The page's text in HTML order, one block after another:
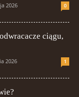
2026 0
ciągu,
2026 1